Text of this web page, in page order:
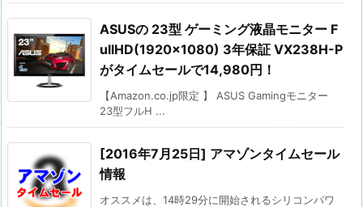
ASUSの 23型 ゲーミング液晶モニター F
ullHD(1920×1080) 3年保証 VX238H-P
がタイムセールで14,980円！
【Amazon.co.jp限定 】 ASUS Gamingモニター
23型フルH ...
[2016年7月25日] アマゾンタイムセール
情報
オススメは、14時29分に開始されるシリコンパワ